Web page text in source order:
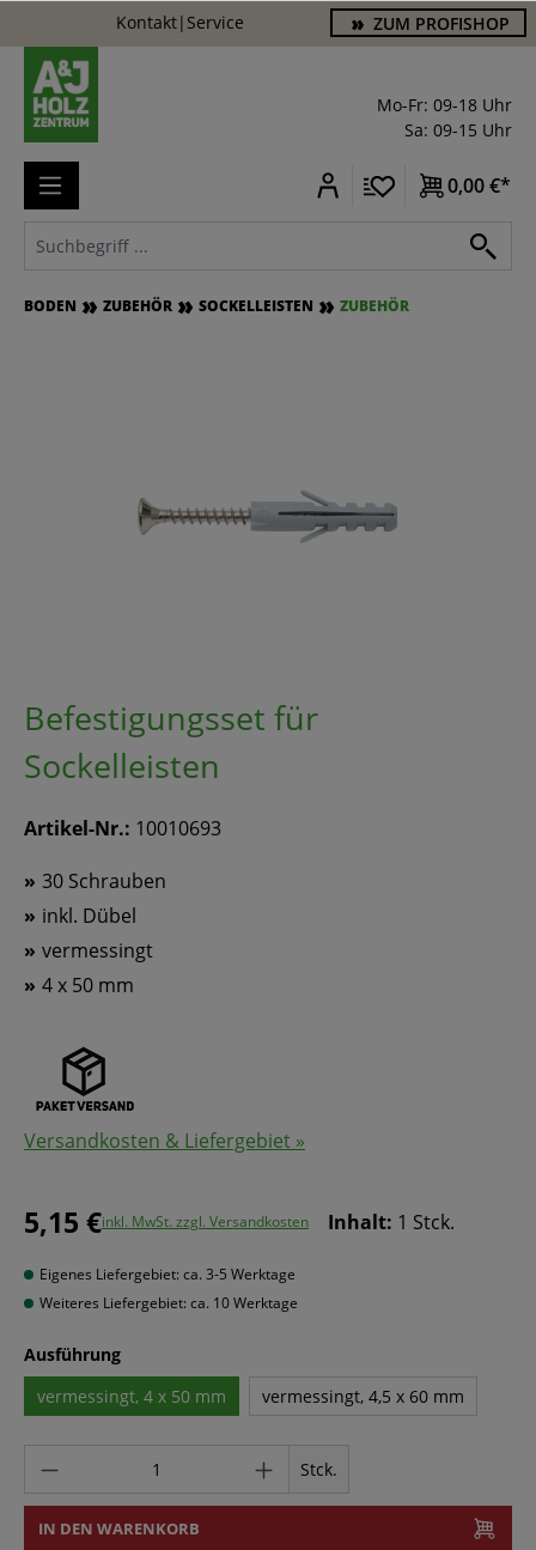
Kontakt| Service ZUM PROFISHOP
Mo-Fr: 09-18 Uhr
Sa: 09-15 Uhr
0,00 €*
BODEN ZUBEHÖR SOCKELLEISTEN ZUBEHÖR
Befestigungsset für
Sockelleisten
Artikel-Nr.: 10010693
30 Schrauben
inkl. Dübel
vermessingt
4 x 50 mm
Versandkosten & Liefergebiet »
5,15 €inkl. MwSt. zzgl. Versandkosten Inhalt: 1 Stck.
Eigenes Liefergebiet: ca. 3-5 Werktage
Weiteres Liefergebiet: ca. 10 Werktage
Ausführung
vermessingt, 4 x 50 mm
vermessingt, 4,5 x 60 mm
Stck.
IN DEN WARENKORB